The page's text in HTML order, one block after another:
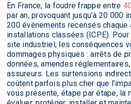
En France, la foudre frappe entre
par an, provoquant jusqu’à 20 000
200 événements recensés chaque
installations classées (ICPE).
site industriel, les conséquences
dommages physiques : arrêts de
données, amendes
assureurs. Les surtensions
coûtent parfois plus cher que
vous présente, étape par étape, la